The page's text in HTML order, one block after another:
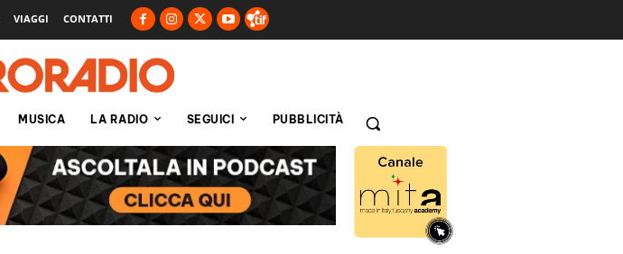
VIAGGI CONTATTI
MUSICA LA RADIO SEGUICI PUBBLICITÀ